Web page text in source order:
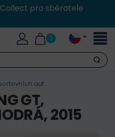
pro sběratele
0
Hledat
aut
GT,
2015